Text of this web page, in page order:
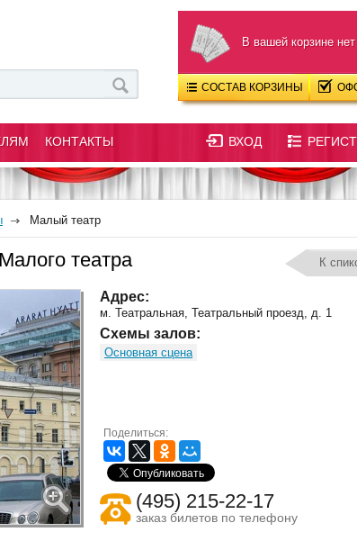
В вашей корзине
СОСТАВ КОРЗИНЫ
КОНТАКТЫ ВХОД
Малый театр
театра К
Адрес:
м. Театральная, Театральный проезд, д. 1
Схемы залов:
Основная сцена
Поделиться:
(495) 215-22-17
заказ билетов по телефону